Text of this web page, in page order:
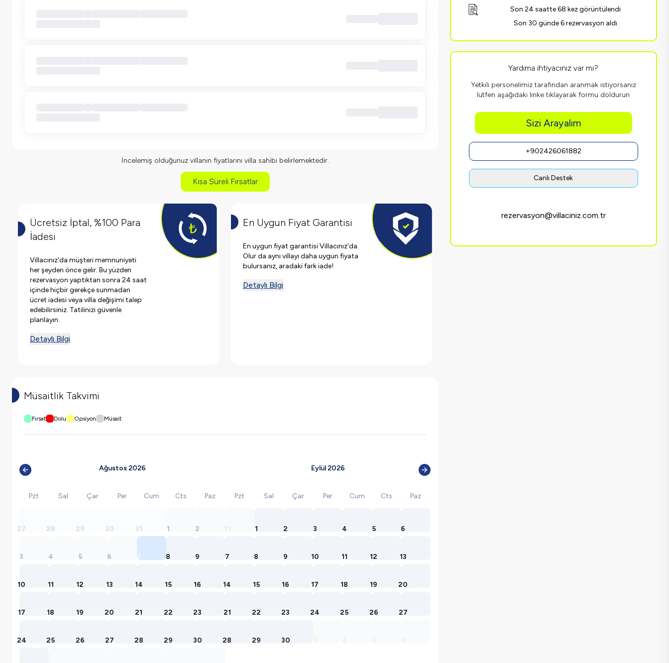
İncelemiş olduğunuz villanın fiyatlarını villa sahibi belirlemektedir.
Kısa Süreli Fırsatlar
Ücretsiz İptal, %100 Para
İadesi
Villacınız'da müşteri memnuniyeti
her şeyden önce gelir. Bu yüzden
rezervasyon yaptıktan sonra 24 saat
içinde hiçbir gerekçe sunmadan
ücret iadesi veya villa değişimi talep
edebilirsiniz. Tatilinizi güvenle
planlayın.
Detaylı Bilgi
En Uygun Fiyat Garantisi
En uygun fiyat garantisi Villacınız'da.
Olur da aynı villayı daha uygun fiyata
bulursanız, aradaki fark iade!
Detaylı Bilgi
Müsaitlik Takvimi
Fırsat Dolu Opsiyon Müsait
Ağustos 2026
Pzt Sal Çar Per Cum Cts Paz
27 28 29 30 31 1 2
3 4 5 6 7 8 9
10 11 12 13 14 15 16
17 18 19 20 21 22 23
24 25 26 27 28 29 30
Eylül 2026
Pzt Sal Çar Per Cum Cts Paz
1 2 3 4 5 6
7 8 9 10 11 12 13
14 15 16 17 18 19 20
21 22 23 24 25 26 27
28 29 30
Son 24 saatte 68 kez görüntülendi
Son 30 günde 6 rezervasyon aldı
Yardıma ihtiyacınız var mı?
Yetkili personelimiz tarafından aranmak istiyorsanız
lütfen aşağıdaki linke tıklayarak formu doldurun
Sizi Arayalım
+902426061882
Canlı Destek
rezervasyon@villaciniz.com.tr